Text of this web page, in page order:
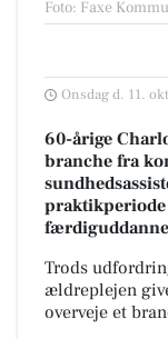
Foto: Faxe
Onsdag d. 11.
60-årige
branche fra
Trods
ældreplejen
overveje et